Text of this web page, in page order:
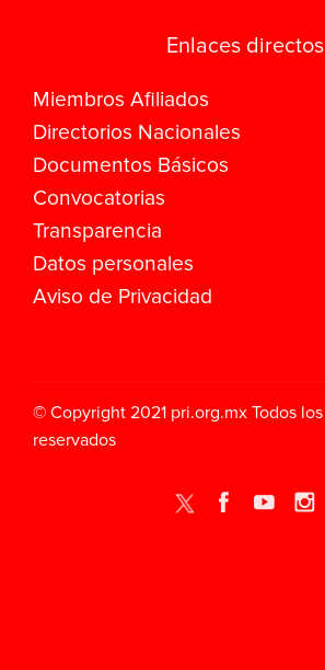
Enlaces directos
Miembros Afiliados
Directorios Nacionales
Documentos Básicos
Convocatorias
Transparencia
Datos personales
Aviso de Privacidad
© Copyright 2021 pri.org.mx Todos
reservados